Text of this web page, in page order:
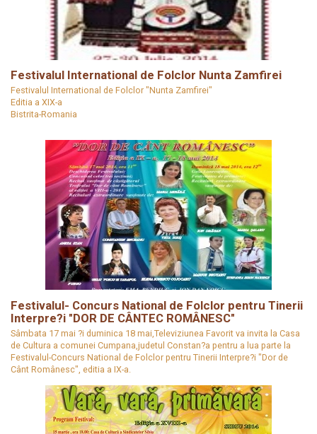
Festivalul International de Folclor Nunta Zamfirei
Festivalul International de Folclor "Nunta Zamfirei"
Editia a XIX-a
Bistrita-Romania
Festivalul- Concurs National de Folclor pentru Tinerii
Interpre?i "DOR DE CÂNTEC ROMÂNESC"
Sâmbata 17 mai ?i duminica 18 mai,Televiziunea Favorit va invita la Casa
de Cultura a comunei Cumpana,judetul Constan?a pentru a lua parte la
Festivalul-Concurs National de Folclor pentru Tinerii Interpre?i "Dor de
Cânt Românesc", editia a IX-a.